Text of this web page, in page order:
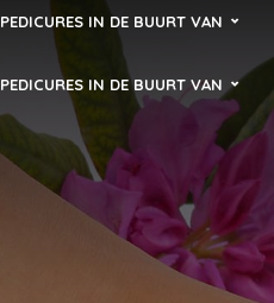
PEDICURES IN DE BUURT VAN
PEDICURES IN DE BUURT VAN